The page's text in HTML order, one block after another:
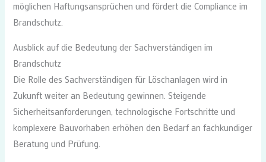
möglichen Haftungsansprüchen und fördert die Compliance im
Brandschutz.
Ausblick auf die Bedeutung der Sachverständigen im
Brandschutz
Die Rolle des Sachverständigen für Löschanlagen wird in
Zukunft weiter an Bedeutung gewinnen. Steigende
Sicherheitsanforderungen, technologische Fortschritte und
komplexere Bauvorhaben erhöhen den Bedarf an fachkundiger
Beratung und Prüfung.